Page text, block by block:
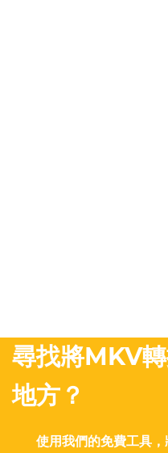
尋找將MKV
地方？
使用我們的免費工具